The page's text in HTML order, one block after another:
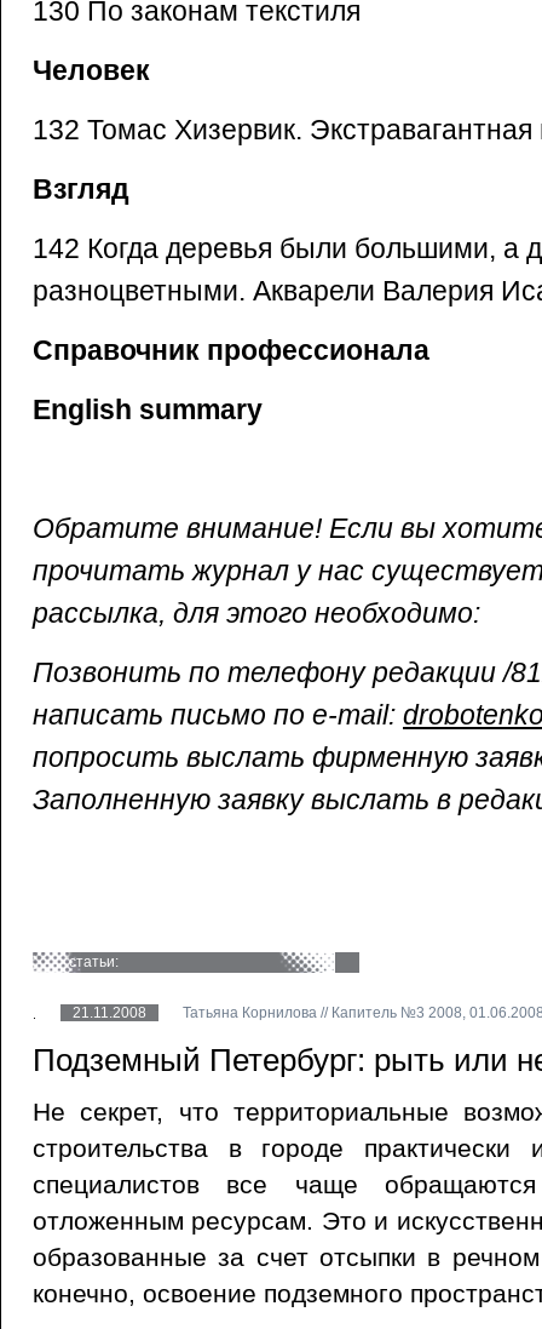
130 По законам текстиля
Человек
132 Томас Хизервик. Экстравагантная
Взгляд
142 Когда деревья были большими, а
разноцветными. Акварели Валерия
Справочник профессионала
English summary
Обратите внимание! Если вы
прочитать журнал у нас
рассылка, для этого необходимо:
Позвонить по телефону редакции /
написать письмо по e-mail:
попросить выслать фирменную
Заполненную заявку выслать в
статьи:
21.11.2008 Татьяна Корнилова // Капитель №3 2008,
Подземный Петербург: рыть или
Не секрет, что территориальные
строительства в городе практически
специалистов все чаще
отложенным ресурсам. Это и
образованные за счет отсыпки в
конечно, освоение подземного